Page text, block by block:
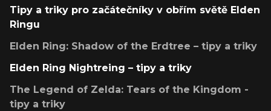
Tipy a triky pro začátečníky v obřím světě Elden
Ringu
Elden Ring: Shadow of the Erdtree – tipy a triky
Elden Ring Nightreing – tipy a triky
The Legend of Zelda: Tears of the Kingdom -
tipy a triky